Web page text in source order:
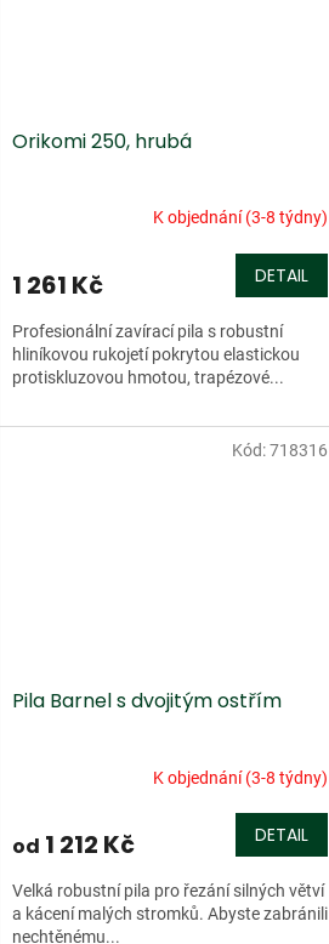
Orikomi 250, hrubá
K objednání (3-8 týdny)
1 261 Kč DETAIL
Profesionální zavírací pila s robustní
hliníkovou rukojetí pokrytou elastickou
protiskluzovou hmotou, trapézové...
Pila Barnel s dvojitým ostřím
K objednání (3-8 týdny)
od 1 212 Kč DETAIL
Velká robustní pila pro řezání silných větví
a kácení malých stromků. Abyste zabránili
nechtěnému...
Kód:718316